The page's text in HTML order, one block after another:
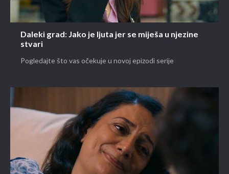
Daleki grad: Jako je ljuta jer se miješa u njezine
stvari
Pogledajte što vas očekuje u novoj epizodi serije